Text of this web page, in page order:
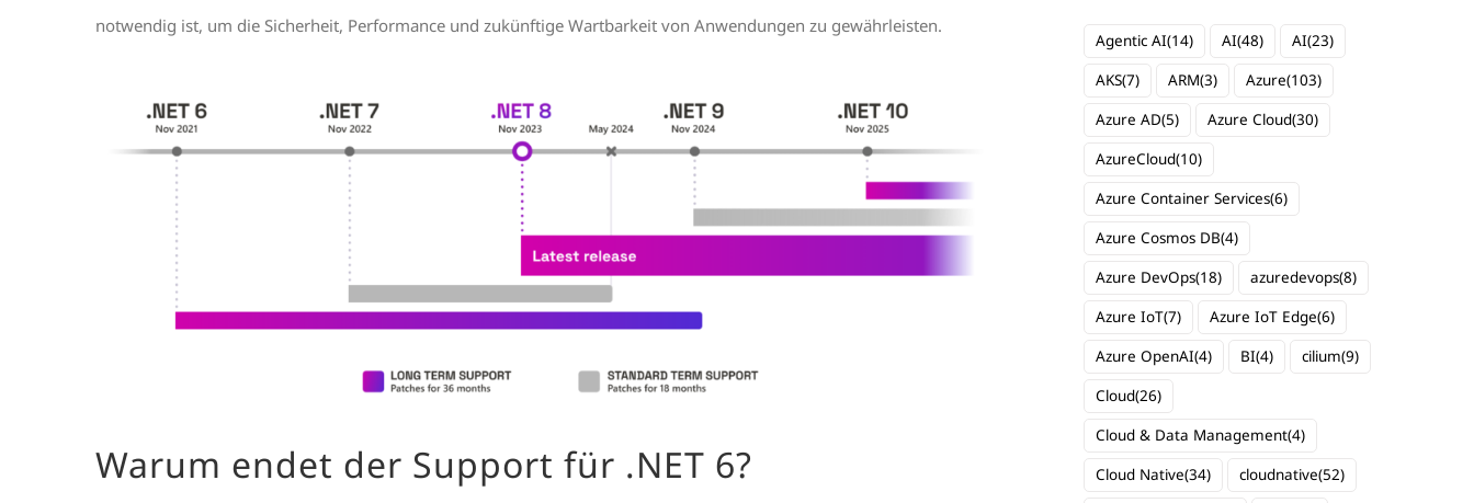
notwendig ist, um die Sicherheit, Performance und zukünftige Wartbarkeit von Anwendungen zu gewährleisten.
Warum endet der Support für .NET 6?
Agentic AI(14) AI(48) AI(23)
AKS(7) ARM(3) Azure(103)
Azure AD(5) Azure Cloud(30)
AzureCloud(10)
Azure Container Services(6)
Azure Cosmos DB(4)
Azure DevOps(18) azuredevops(8)
Azure IoT(7) Azure IoT Edge(6)
Azure OpenAI(4) BI(4) cilium(9)
Cloud(26)
Cloud & Data Management(4)
Cloud Native(34) cloudnative(52)